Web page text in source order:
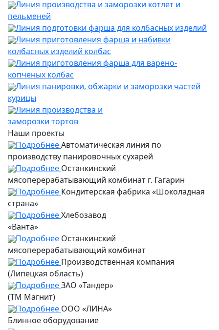
Линия производства и заморозки котлет и
пельменей
Линия подготовки фарша для колбасных изделий
Линия приготовления фарша и набивки
колбасных изделий колбас
Линия приготовления фарша для варено-
копченых колбас
Линия панировки, обжарки и заморозки частей
курицы
Линия производства и
заморозки тортов
Наши проекты
ПодробнееАвтоматическая линия по
производству панировочных сухарей
Подробнее Останкинский
мясоперерабатывающий комбинат г. Гагарин
Подробнее Кондитерская фабрика «Шоколадная
страна»
ПодробнееХлебозавод
«Ванта»
Подробнее Останкинский
мясоперерабатывающий комбинат
Подробнее Производственная компания
(Липецкая область)
ПодробнееЗАО «Тандер»
(ТМ Магнит)
Подробнее ООО «ЛИНА»
Блинное оборудование